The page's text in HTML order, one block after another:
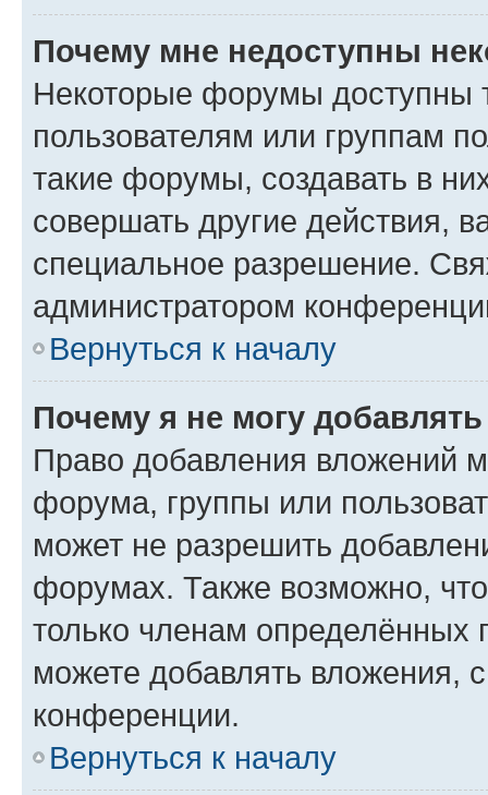
Почему мне недоступны
Некоторые форумы доступны
пользователям или группам
такие форумы, создавать в
совершать другие действия,
специальное разрешение.
администратором
Вернуться к началу
Почему я не могу
Право добавления вложений
форума, группы или
может не разрешить
форумах. Также возможно,
только членам определённых
можете добавлять вложения,
конференции.
Вернуться к началу